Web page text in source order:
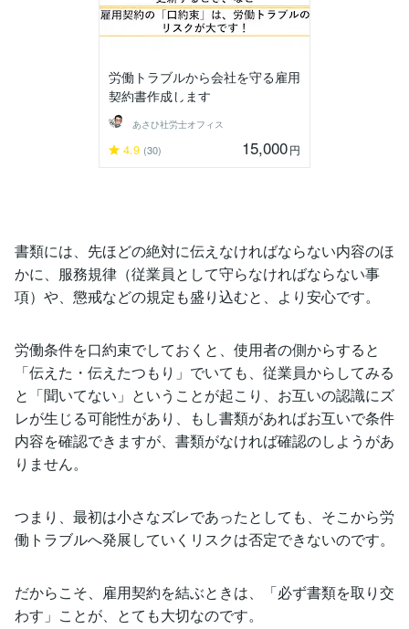
労働トラブルから会社を守る雇用
契約書作成します
あさひ社労士オフィス
4.9 (30) 15,000円
書類には、先ほどの絶対に伝えなければならない内容のほ
かに、服務規律（従業員として守らなければならない事
項）や、懲戒などの規定も盛り込むと、より安心です。
労働条件を口約束でしておくと、使用者の側からすると
「伝えた・伝えたつもり」でいても、従業員からしてみる
と「聞いてない」ということが起こり、お互いの認識にズ
レが生じる可能性があり、もし書類があればお互いで条件
内容を確認できますが、書類がなければ確認のしようがあ
りません。
つまり、最初は小さなズレであったとしても、そこから労
働トラブルへ発展していくリスクは否定できないのです。
だからこそ、雇用契約を結ぶときは、「必ず書類を取り交
わす」ことが、とても大切なのです。